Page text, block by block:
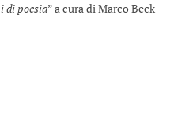
di poesia” a cura di Marco Beck